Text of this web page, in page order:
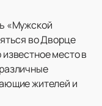
«Мужской
во Дворце
место в
жителей и